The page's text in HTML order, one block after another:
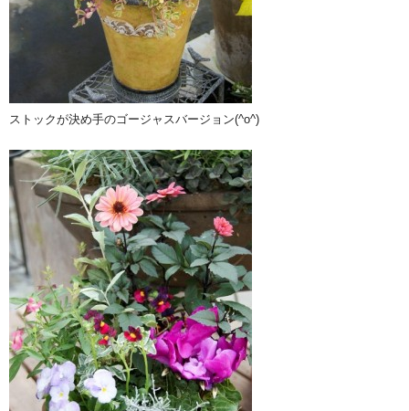
ストックが決め手のゴージャスバージョン(^o^)